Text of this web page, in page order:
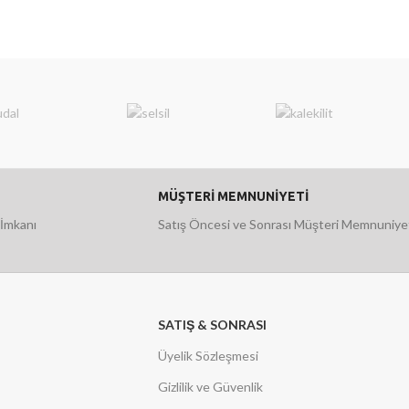
MÜŞTERİ MEMNUNİYETİ
Satış Öncesi ve Sonrası Müşteri
SATIŞ & SONRASI
Üyelik Sözleşmesi
Gizlilik ve Güvenlik